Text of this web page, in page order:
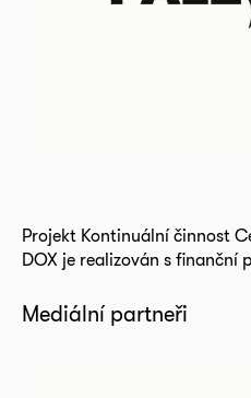
Projekt Kontinuální činnost
DOX je realizován s finanční
Mediální partneři